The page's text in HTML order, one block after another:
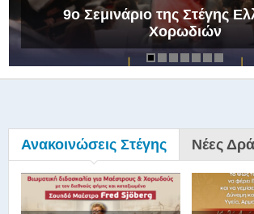
9ο Σεμινάριο της Στέγης
Χορωδιών
Ανακοινώσεις Στέγης Νέες